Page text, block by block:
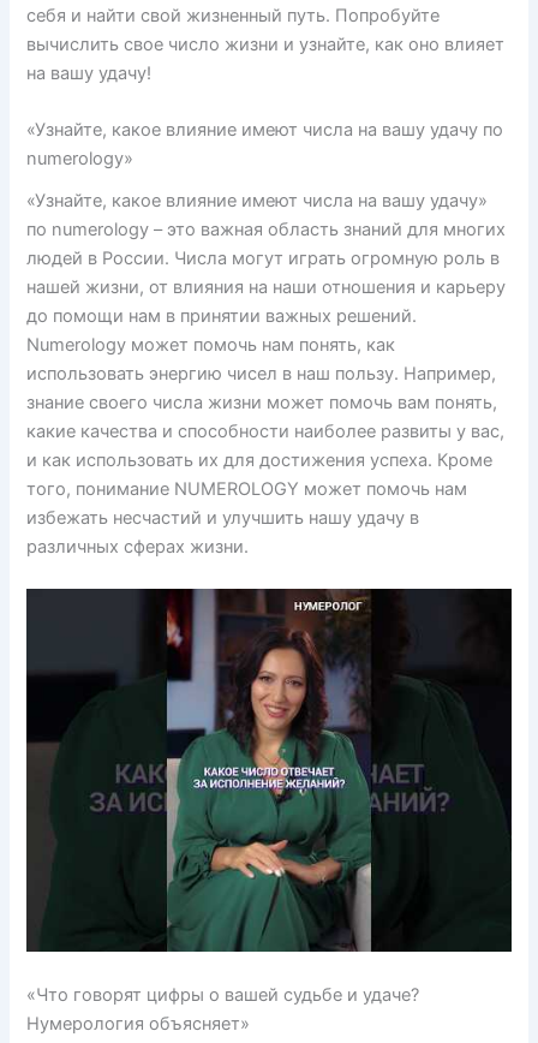
себя и найти свой жизненный путь. Попробуйте
вычислить свое число жизни и узнайте, как оно влияет
на вашу удачу!
«Узнайте, какое влияние имеют числа на вашу удачу по
numerology»
«Узнайте, какое влияние имеют числа на вашу удачу»
по numerology – это важная область знаний для многих
людей в России. Числа могут играть огромную роль в
нашей жизни, от влияния на наши отношения и карьеру
до помощи нам в принятии важных решений.
Numerology может помочь нам понять, как
использовать энергию чисел в наш пользу. Например,
знание своего числа жизни может помочь вам понять,
какие качества и способности наиболее развиты у вас,
и как использовать их для достижения успеха. Кроме
того, понимание NUMEROLOGY может помочь нам
избежать несчастий и улучшить нашу удачу в
различных сферах жизни.
«Что говорят цифры о вашей судьбе и удаче?
Нумерология объясняет»